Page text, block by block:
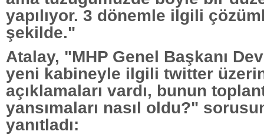
yapılıyor. 3 dönemle ilgili
şekilde."
Atalay, "MHP Genel Başkanı
yeni kabineyle ilgili twitter
açıklamaları vardı, bunun
yansımaları nasıl oldu?"
yanıtladı: